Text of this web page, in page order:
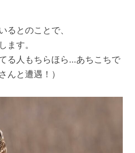
るとのことで、
ます。
る人もちらほら…あちこちで
んと遭遇！）